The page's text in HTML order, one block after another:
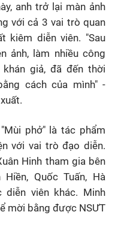
anh trở lại màn ảnh
với cả 3 vai trò quan
kiêm diễn viên. "Sau
ảnh, làm nhiều công
giả, đã đến thời
cách của mình" -
phở" là tác phẩm
với vai trò đạo diễn.
Hinh tham gia bên
Hiền, Quốc Tuấn, Hà
diễn viên khác. Minh
mời bằng được NSƯT